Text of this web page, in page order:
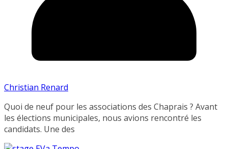
Christian Renard
Quoi de neuf pour les associations des Chaprais ? Avant
les élections municipales, nous avions rencontré les
candidats. Une des